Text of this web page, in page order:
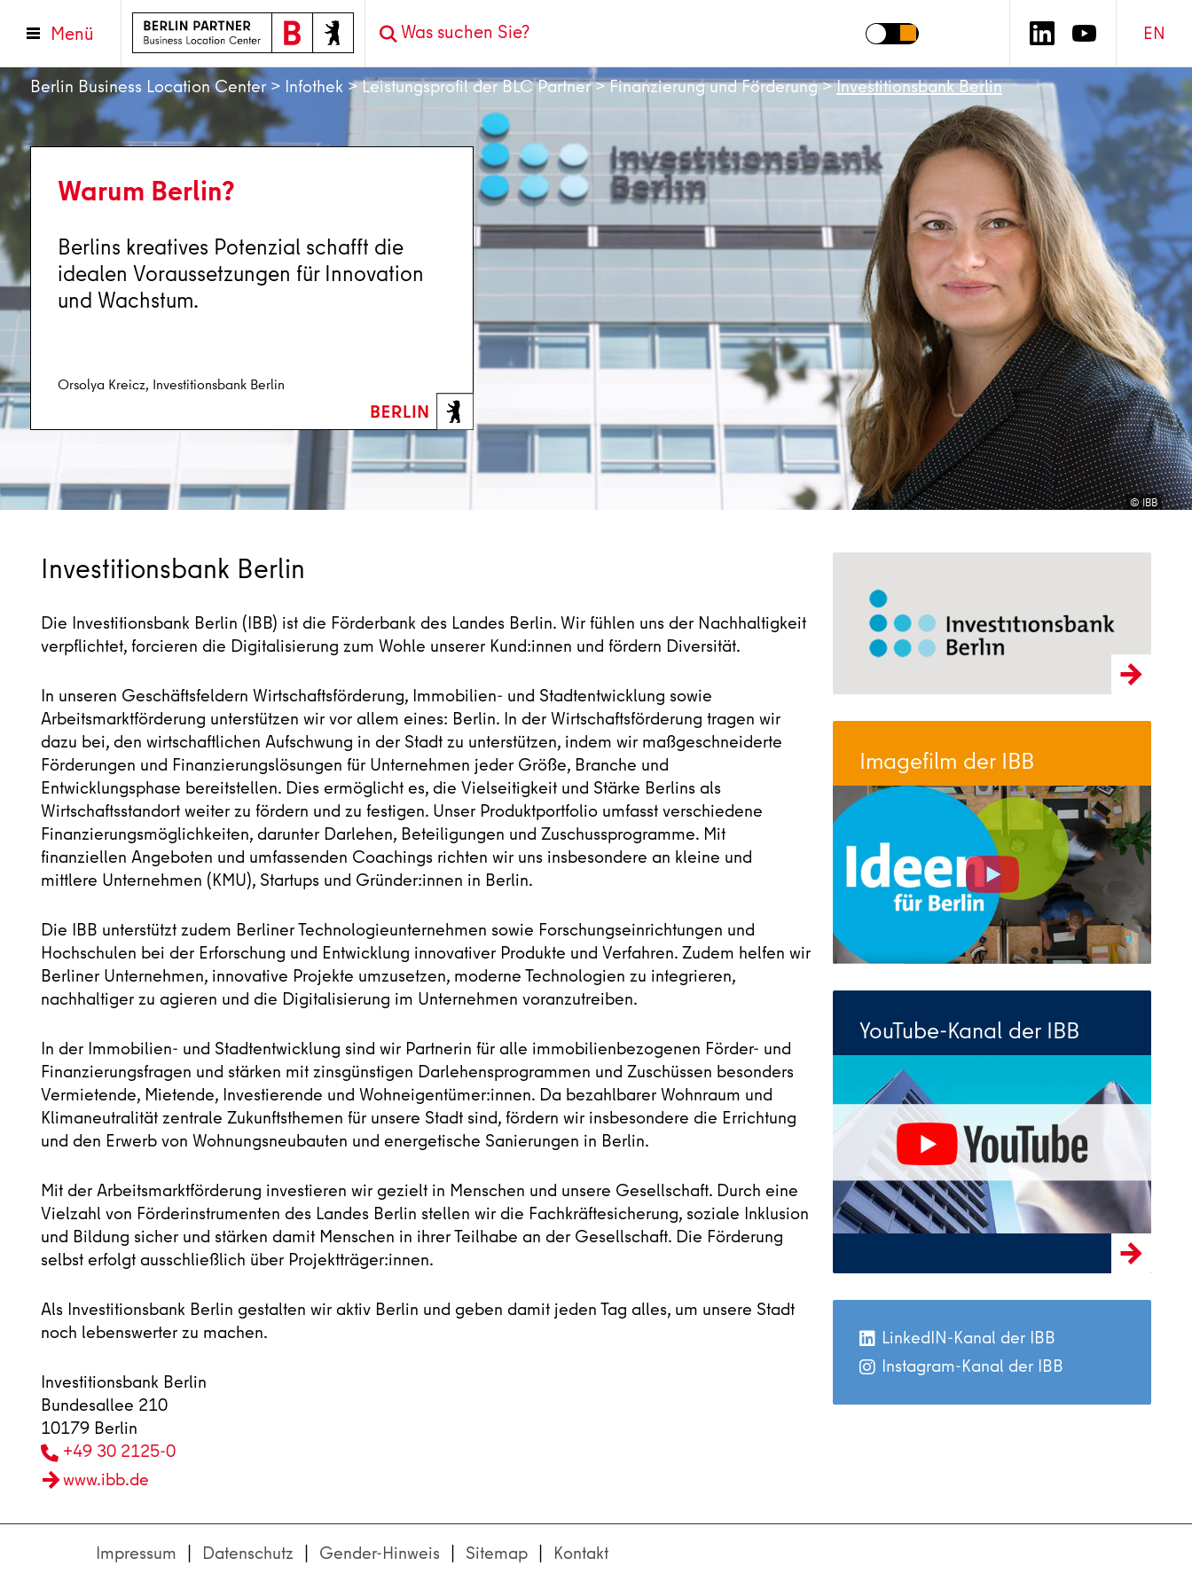
Menü EN
Berlin Business Location Center> Infothek >Leistungsprofil der BLC Partner>Finanzierung und Förderung>Investitionsbank Berlin
Warum Berlin?
Berlins kreatives Potenzial schafft die
idealen Voraussetzungen für Innovation
und Wachstum.
Orsolya Kreicz, Investitionsbank Berlin
© IBB
Investitionsbank Berlin
Die Investitionsbank Berlin (IBB) ist die Förderbank des Landes Berlin. Wir fühlen uns der Nachhaltigkeit
verpflichtet, forcieren die Digitalisierung zum Wohle unserer Kund:innen und fördern Diversität.
In unseren Geschäftsfeldern Wirtschaftsförderung, Immobilien- und Stadtentwicklung sowie
Arbeitsmarktförderung unterstützen wir vor allem eines: Berlin. In der Wirtschaftsförderung tragen wir
dazu bei, den wirtschaftlichen Aufschwung in der Stadt zu unterstützen, indem wir maßgeschneiderte
Förderungen und Finanzierungslösungen für Unternehmen jeder Größe, Branche und
Entwicklungsphase bereitstellen. Dies ermöglicht es, die Vielseitigkeit und Stärke Berlins als
Wirtschaftsstandort weiter zu fördern und zu festigen. Unser Produktportfolio umfasst verschiedene
Finanzierungsmöglichkeiten, darunter Darlehen, Beteiligungen und Zuschussprogramme. Mit
finanziellen Angeboten und umfassenden Coachings richten wir uns insbesondere an kleine und
mittlere Unternehmen (KMU), Startups und Gründer:innen in Berlin.
Die IBB unterstützt zudem Berliner Technologieunternehmen sowie Forschungseinrichtungen und
Hochschulen bei der Erforschung und Entwicklung innovativer Produkte und Verfahren. Zudem helfen wir
Berliner Unternehmen, innovative Projekte umzusetzen, moderne Technologien zu integrieren,
nachhaltiger zu agieren und die Digitalisierung im Unternehmen voranzutreiben.
In der Immobilien- und Stadtentwicklung sind wir Partnerin für alle immobilienbezogenen Förder- und
Finanzierungsfragen und stärken mit zinsgünstigen Darlehensprogrammen und Zuschüssen besonders
Vermietende, Mietende, Investierende und Wohneigentümer:innen. Da bezahlbarer Wohnraum und
Klimaneutralität zentrale Zukunftsthemen für unsere Stadt sind, fördern wir insbesondere die Errichtung
und den Erwerb von Wohnungsneubauten und energetische Sanierungen in Berlin.
Mit der Arbeitsmarktförderung investieren wir gezielt in Menschen und unsere Gesellschaft. Durch eine
Vielzahl von Förderinstrumenten des Landes Berlin stellen wir die Fachkräftesicherung, soziale Inklusion
und Bildung sicher und stärken damit Menschen in ihrer Teilhabe an der Gesellschaft. Die Förderung
selbst erfolgt ausschließlich über Projektträger:innen.
Als Investitionsbank Berlin gestalten wir aktiv Berlin und geben damit jeden Tag alles, um unsere Stadt
noch lebenswerter zu machen.
Investitionsbank Berlin
Bundesallee 210
10179 Berlin
+49 30 2125-0
www.ibb.de
Imagefilm der IBB
YouTube-Kanal der IBB
LinkedIN-Kanal der IBB
Instagram-Kanal der IBB
Impressum Datenschutz Gender-Hinweis Sitemap Kontakt